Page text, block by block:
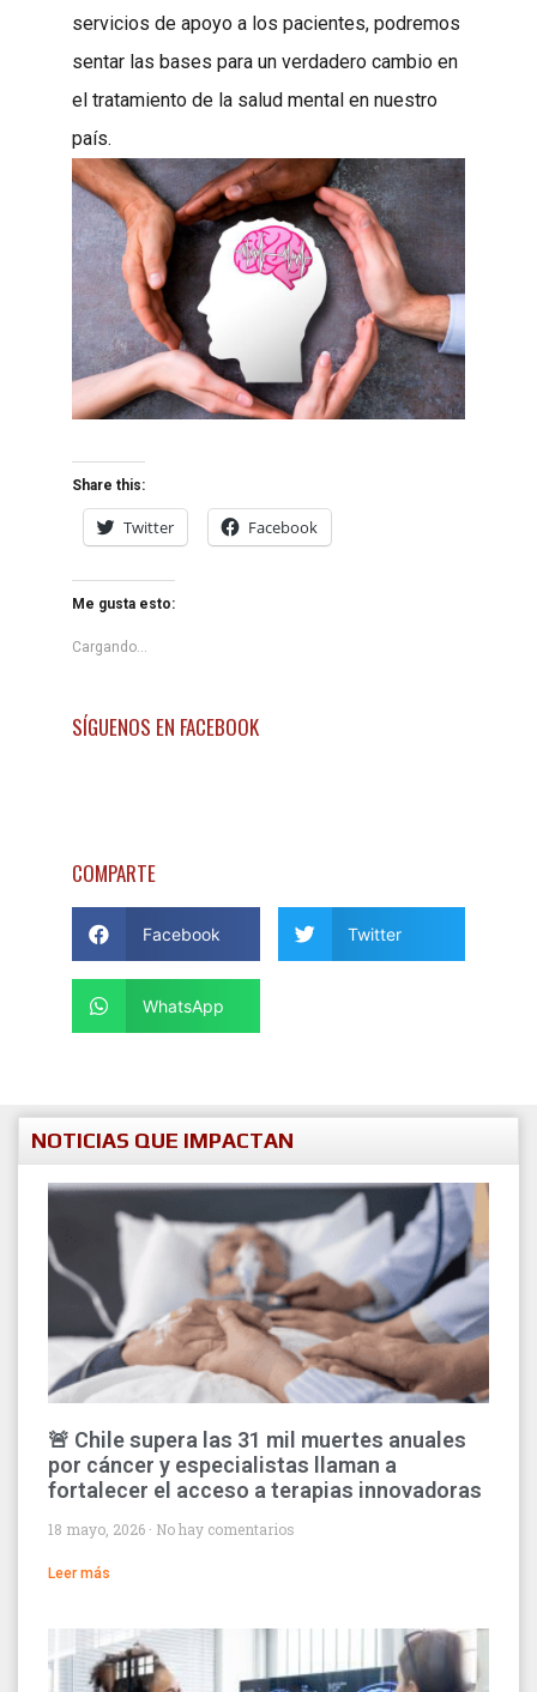
servicios de apoyo a los pacientes, podremos
sentar las bases para un verdadero cambio en
el tratamiento de la salud mental en nuestro
país.
Share this:
Twitter Facebook
Me gusta esto:
Cargando...
SÍGUENOS EN FACEBOOK
COMPARTE
Facebook Twitter
WhatsApp
NOTICIAS QUE IMPACTAN
🚨 Chile supera las 31 mil muertes anuales
por cáncer y especialistas llaman a
fortalecer el acceso a terapias innovadoras
18 mayo, 2026 No hay comentarios
Leer más